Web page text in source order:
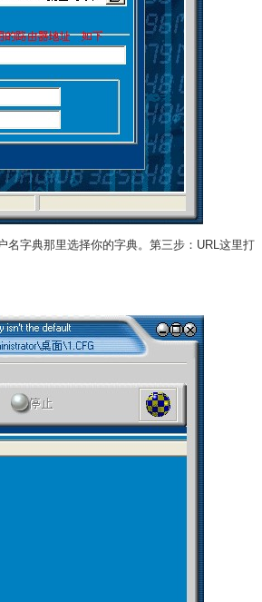
字典那里选择你的字典。第三步：URL这里打